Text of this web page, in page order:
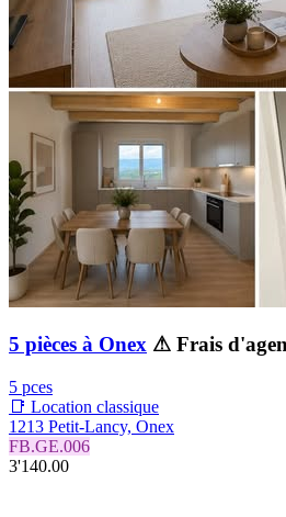
5 pièces à Onex ⚠ Frais
5 pces
📑 Location classique
1213 Petit-Lancy, Onex
FB.GE.006
3'140.00